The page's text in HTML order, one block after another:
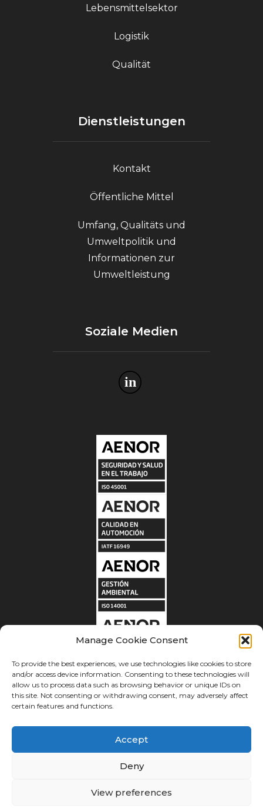
Manage Cookie Consent
To provide the best experiences, we use technologies like cookies to store
and/or access device information. Consenting to these technologies will
allow us to process data such as browsing behavior or unique IDs on
this site. Not consenting or withdrawing consent, may adversely affect
certain features and functions.
Accept
Deny
View preferences
Lebensmittelsektor
Logistik
Qualität
Dienstleistungen
Kontakt
Öffentliche Mittel
Umfang, Qualitäts und
Umweltpolitik und
Informationen zur
Umweltleistung
Soziale Medien
in
Privacy Policy